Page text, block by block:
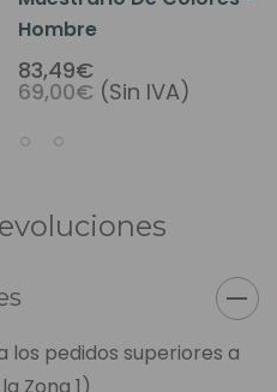
Hombre
83,49€
69,00€ (Sin IVA)
los pedidos superiores a